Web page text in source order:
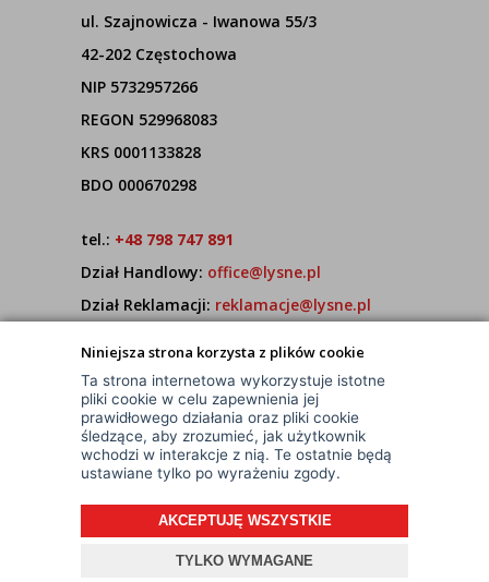
Niniejsza strona korzysta z plików cookie
Ta strona internetowa wykorzystuje istotne
pliki cookie w celu zapewnienia jej
prawidłowego działania oraz pliki cookie
śledzące, aby zrozumieć, jak użytkownik
wchodzi w interakcje z nią. Te ostatnie będą
ustawiane tylko po wyrażeniu zgody.
AKCEPTUJĘ WSZYSTKIE
TYLKO WYMAGANE
ul. Szajnowicza - Iwanowa 55/3
42-202 Częstochowa
NIP 5732957266
REGON 529968083
KRS 0001133828
BDO 000670298
tel.: +48 798 747 891
Dział Handlowy: office@lysne.pl
Dział Reklamacji: reklamacje@lysne.pl
7:00 - 15:00
© Wszelkie Prawa Zastrzeżone
Projekt i oprogramowanie sklepu: